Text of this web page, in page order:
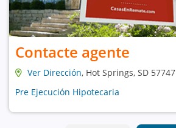
Contacte agente
Ver Dirección, Hot Springs, SD 57747
Pre Ejecución Hipotecaria